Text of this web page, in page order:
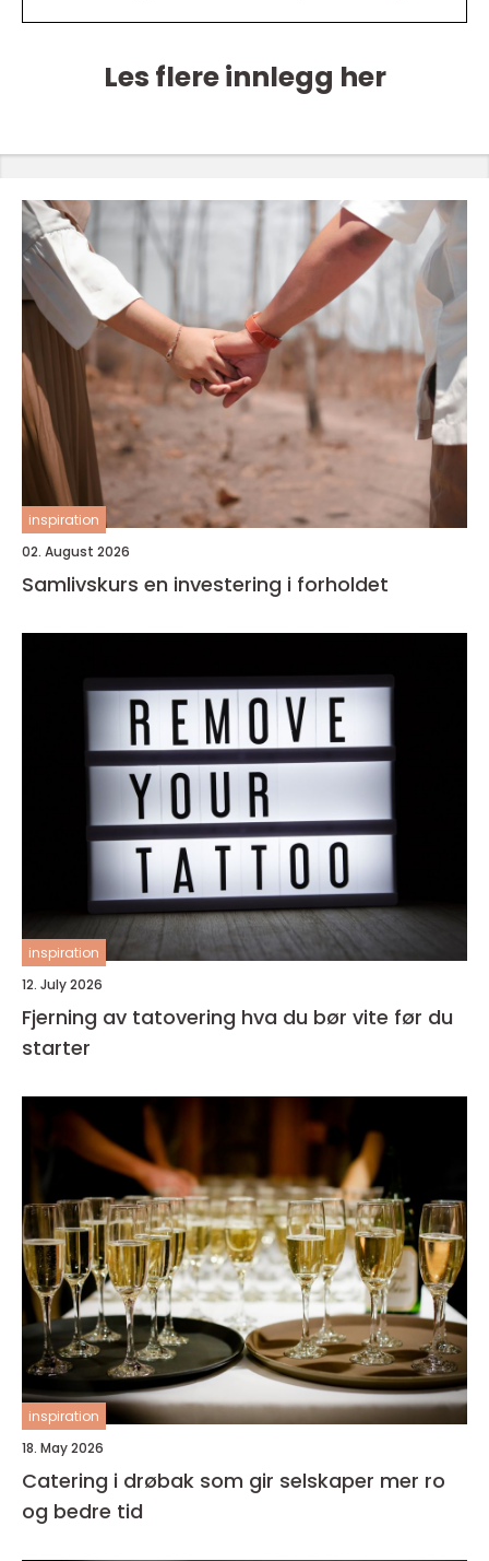
Les flere innlegg her
inspiration
02. August 2026
Samlivskurs en investering i forholdet
inspiration
12. July 2026
Fjerning av tatovering hva du bør vite før du
starter
inspiration
18. May 2026
Catering i drøbak som gir selskaper mer ro
og bedre tid